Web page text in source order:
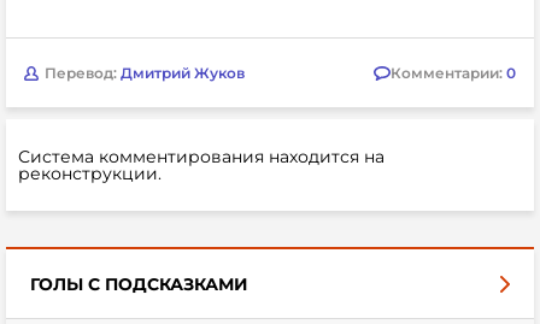
Перевод: Дмитрий Жуков Комментарии: 0
Система комментирования находится на
реконструкции.
ГОЛЫ С ПОДСКАЗКАМИ